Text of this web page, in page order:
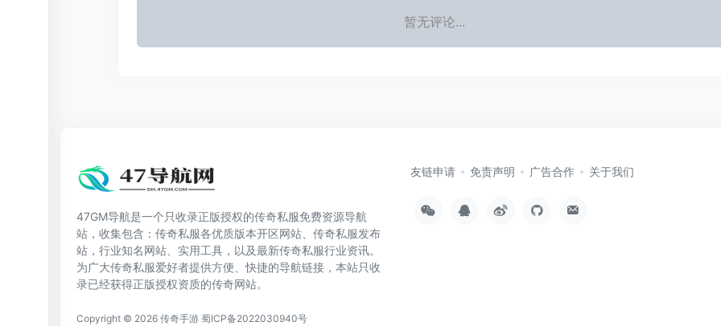
暂无评论...
47GM导航是一个只收录正版授权的传奇私服免费资源导航
站，收集包含：传奇私服各优质版本开区网站、传奇私服发布
站，行业知名网站、实用工具，以及最新传奇私服行业资讯。
为广大传奇私服爱好者提供方便、快捷的导航链接，本站只收
录已经获得正版授权资质的传奇网站。
友链申请 免责声明 广告合作 关于我们
Copyright © 2026 传奇手游 蜀ICP备2022030940号